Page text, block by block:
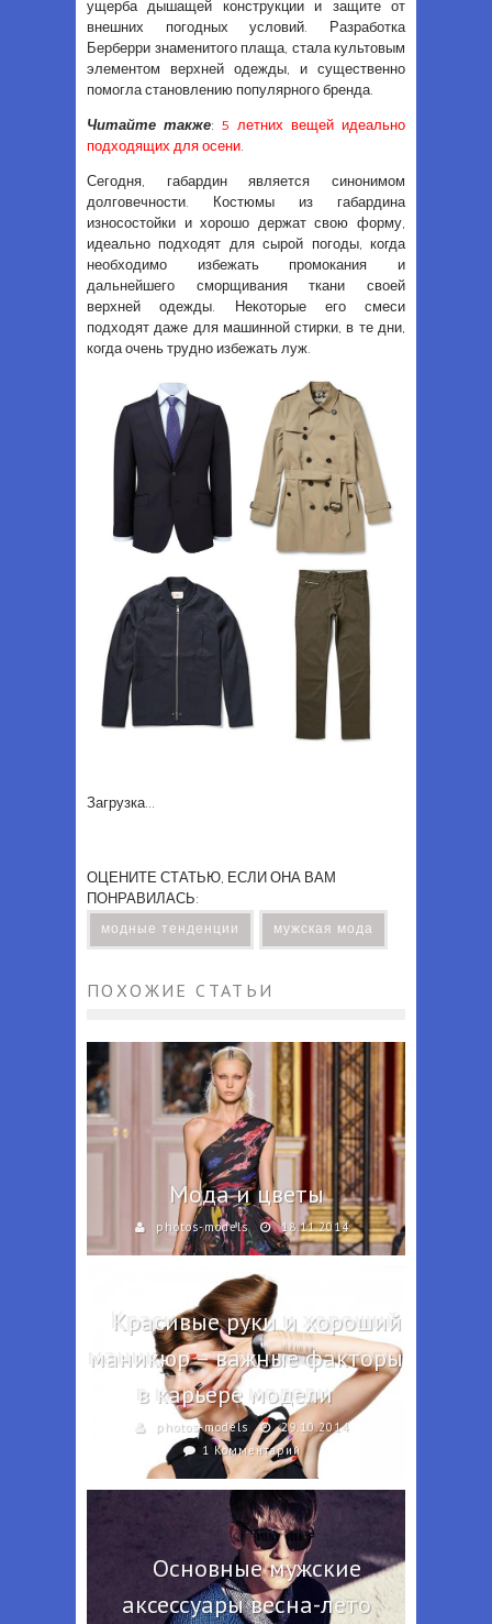
ущерба дышащей конструкции и защите от
внешних погодных условий. Разработка
Берберри знаменитого плаща, стала культовым
элементом верхней одежды, и существенно
помогла становлению популярного бренда.
Читайте также: 5 летних вещей идеально
подходящих для осени.
Сегодня, габардин является синонимом
долговечности. Костюмы из габардина
износостойки и хорошо держат свою форму,
идеально подходят для сырой погоды, когда
необходимо избежать промокания и
дальнейшего сморщивания ткани своей
верхней одежды. Некоторые его смеси
подходят даже для машинной стирки, в те дни,
когда очень трудно избежать луж.
Загрузка...
ОЦЕНИТЕ СТАТЬЮ, ЕСЛИ ОНА ВАМ
ПОНРАВИЛАСЬ:
модные тенденции мужская мода
ПОХОЖИЕ СТАТЬИ
Мода и цветы
photos-models 18.11.2014
Красивые руки и хороший
маникюр – важные факторы
в карьере модели
photos-models
29.10.2014
1 Комментарий
Основные мужские
аксессуары весна-лето